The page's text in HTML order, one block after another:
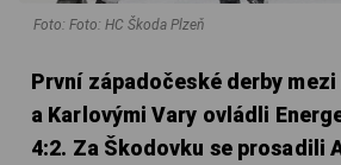
Foto: Foto: HC Škoda Plzeň
První západočeské derby
a Karlovými Vary ovládli
4:2. Za Škodovku se prosadili